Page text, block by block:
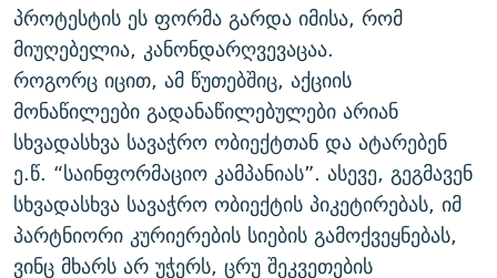
პროტესტის ეს ფორმა გარდა იმისა, რომ
მიუღებელია, კანონდარღვევაცაა.
როგორც იცით, ამ წუთებშიც, აქციის
მონაწილეები გადანაწილებულები არიან
სხვადასხვა სავაჭრო ობიექტთან და ატარებენ
ე.წ. “საინფორმაციო კამპანიას”. ასევე, გეგმავენ
სხვადასხვა სავაჭრო ობიექტის პიკეტირებას, იმ
პარტნიორი კურიერების სიების გამოქვეყნებას,
ვინც მხარს არ უჭერს, ცრუ შეკვეთების